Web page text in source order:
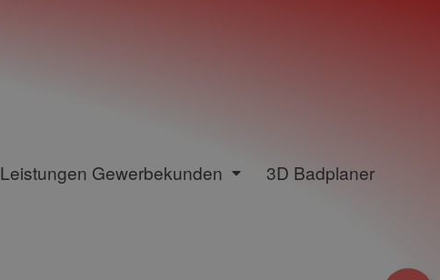
Leistungen Gewerbekunden 3D Badplaner